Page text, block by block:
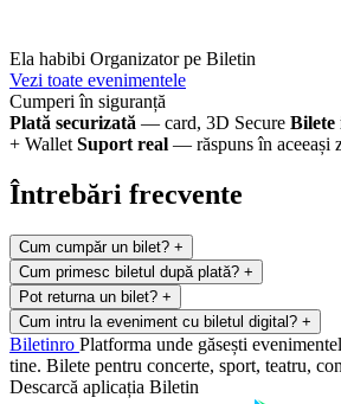
Ela habibi Organizator pe Biletin
Vezi toate evenimentele
Cumperi în siguranță
Plată securizată — card, 3D Secure Bilete
+ Wallet Suport real — răspuns în aceeași
Întrebări frecvente
Cum cumpăr un bilet? +
Cum primesc biletul după plată? +
Pot returna un bilet? +
Cum intru la eveniment cu biletul digital? +
Biletinro Platforma unde găsești
tine. Bilete pentru concerte, sport, teatru,
Descarcă aplicația Biletin